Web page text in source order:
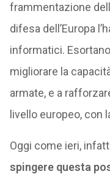
frammentazione
difesa dell’Europa
informatici.
migliorare la
armate, e a
livello europeo, con
Oggi come ieri,
spingere questa